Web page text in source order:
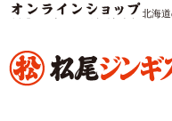
松尾ジンギスカン公式サイト 北海